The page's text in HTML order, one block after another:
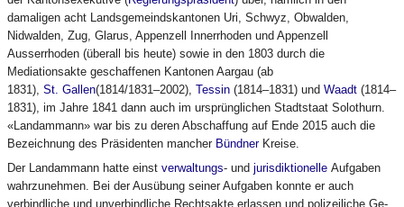
damaligen acht Landsgemeindskantonen Uri, Schwyz, Obwalden,
Nidwalden, Zug, Glarus, Appenzell Innerrhoden und Appenzell
Ausserrhoden (überall bis heute) sowie in den 1803 durch die
Mediationsakte geschaffenen Kantonen Aargau (ab
1831), St. Gallen(1814/1831–2002), Tessin (1814–1831) und Waadt (1814–
1831), im Jahre 1841 dann auch im ursprünglichen Stadtstaat Solothurn.
«Landammann» war bis zu deren Abschaffung auf Ende 2015 auch die
Bezeichnung des Präsidenten mancher BündnerKreise.
Der Landammann hatte einst verwaltungs- und jurisdiktionelle Aufgaben
wahrzunehmen. Bei der Ausübung seiner Aufgaben konnte er auch
verbindliche und unverbindliche Rechtsakte erlassen und polizeiliche Ge-